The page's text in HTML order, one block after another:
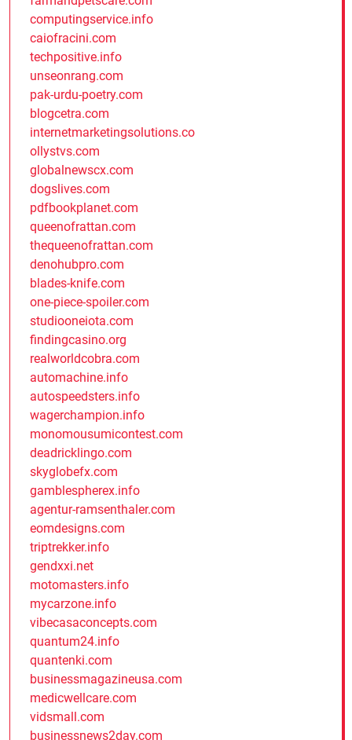
computingservice.info
caiofracini.com
techpositive.info
unseonrang.com
pak-urdu-poetry.com
blogcetra.com
internetmarketingsolutions.co
ollystvs.com
globalnewscx.com
dogslives.com
pdfbookplanet.com
queenofrattan.com
thequeenofrattan.com
denohubpro.com
blades-knife.com
one-piece-spoiler.com
studiooneiota.com
findingcasino.org
realworldcobra.com
automachine.info
autospeedsters.info
wagerchampion.info
monomousumicontest.com
deadricklingo.com
skyglobefx.com
gamblespherex.info
agentur-ramsenthaler.com
eomdesigns.com
triptrekker.info
gendxxi.net
motomasters.info
mycarzone.info
vibecasaconcepts.com
quantum24.info
quantenki.com
businessmagazineusa.com
medicwellcare.com
vidsmall.com
businessnews2day.com